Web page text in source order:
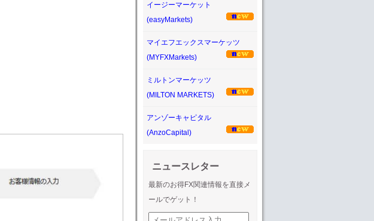
イージーマーケット
(easyMarkets)
マイエフエックスマーケッツ
(MYFXMarkets)
ミルトンマーケッツ
(MILTON MARKETS)
アンゾーキャピタル
(AnzoCapital)
ニュースレター
最新のお得FX関連情報を直接メ
ールでゲット！